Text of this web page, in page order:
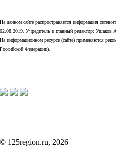
На данном сайте распространяется информация
02.08.2019. Учредитель и главный редактор: Ушаков
На информационном ресурсе (сайте) применяются
Российской Федерации).
© 125region.ru, 2026